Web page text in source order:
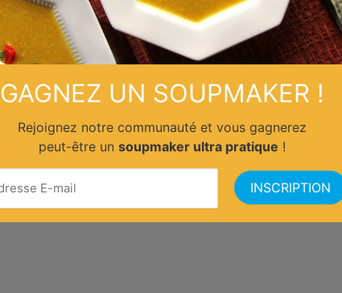
GAGNEZ UN SOUPMAKER !
Rejoignez notre communauté et vous gagnerez
peut-être un soupmaker ultra pratique !